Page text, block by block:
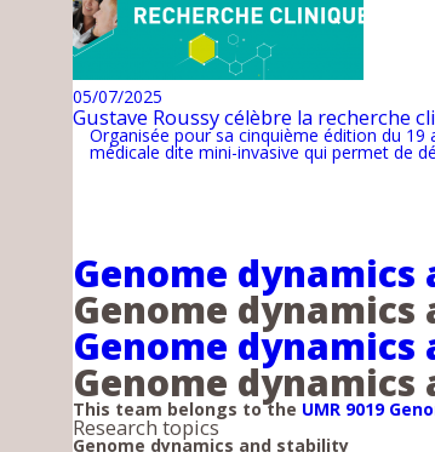
05/07/2025
Gustave Roussy célèbre la recherche
Organisée pour sa cinquième édition du
médicale dite mini-invasive qui permet de
Genome
Genome
Genome
Genome
This team belongs to the UMR 9019
Research topics
Genome dynamics and stability